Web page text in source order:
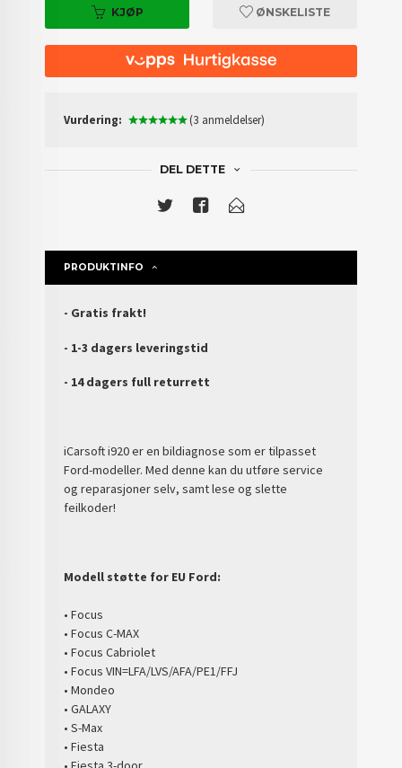
KJØP ØNSKELISTE
Vurdering: (3 anmeldelser)
DEL DETTE
PRODUKTINFO
- Gratis frakt!
- 1-3 dagers leveringstid
- 14 dagers full returrett
iCarsoft i920 er en bildiagnose som er tilpasset
Ford-modeller. Med denne kan du utføre service
og reparasjoner selv, samt lese og slette
feilkoder!
Modell støtte for EU Ford:
• Focus
• Focus C-MAX
• Focus Cabriolet
• Focus VIN=LFA/LVS/AFA/PE1/FFJ
• Mondeo
• GALAXY
• S-Max
• Fiesta